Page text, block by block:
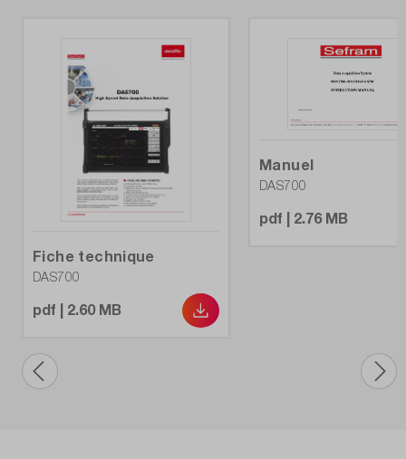
Fiche technique
DAS700
pdf | 2.60 MB
Manuel
DAS700
pdf | 2.76 MB